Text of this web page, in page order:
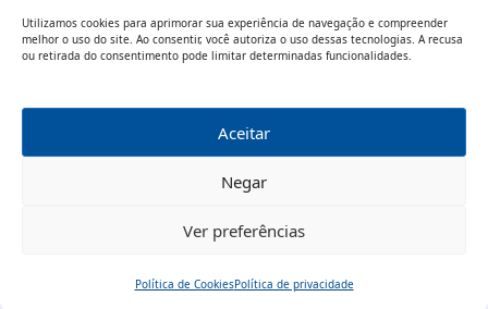
Utilizamos cookies para aprimorar sua experiência de navegação e compreender
melhor o uso do site. Ao consentir, você autoriza o uso dessas tecnologias. A recusa
ou retirada do consentimento pode limitar determinadas funcionalidades.
Aceitar
Negar
Ver preferências
Política de CookiesPolítica de privacidade
POLÍTICA DE PRIVACIDADE
© 2026 - TODOS OS DIREITOS RESERVADOS